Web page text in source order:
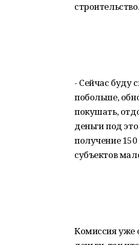
строительство.
- Сейчас буду
побольше,
покушать,
деньги под
получение
субъектов
Комиссия уже